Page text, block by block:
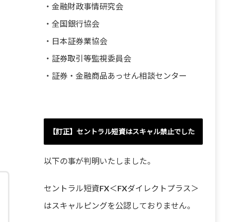
・ 金融財政事情研究会
・ 全国銀行協会
・ 日本証券業協会
・ 証券取引等監視委員会
・ 証券・金融商品あっせん相談センター
【訂正】セントラル短資はスキャル禁止でした
以下の事が判明いたしました。
セントラル短資FX＜FXダイレクトプラス＞
はスキャルピングを公認しておりません。